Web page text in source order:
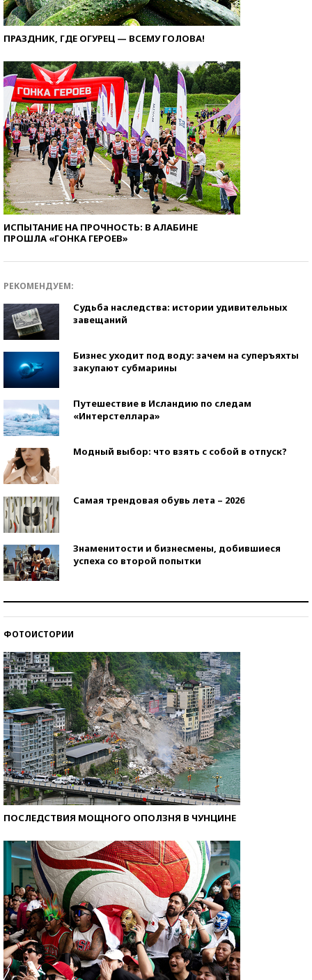
ПРАЗДНИК, ГДЕ ОГУРЕЦ — ВСЕМУ ГОЛОВА!
ИСПЫТАНИЕ НА ПРОЧНОСТЬ: В АЛАБИНЕ
ПРОШЛА «ГОНКА ГЕРОЕВ»
РЕКОМЕНДУЕМ:
Судьба наследства: истории удивительных
завещаний
Бизнес уходит под воду: зачем на суперъяхты
закупают субмарины
Путешествие в Исландию по следам
«Интерстеллара»
Модный выбор: что взять с собой в отпуск?
Самая трендовая обувь лета – 2026
Знаменитости и бизнесмены, добившиеся
успеха со второй попытки
ФОТОИСТОРИИ
ПОСЛЕДСТВИЯ МОЩНОГО ОПОЛЗНЯ В ЧУНЦИНЕ